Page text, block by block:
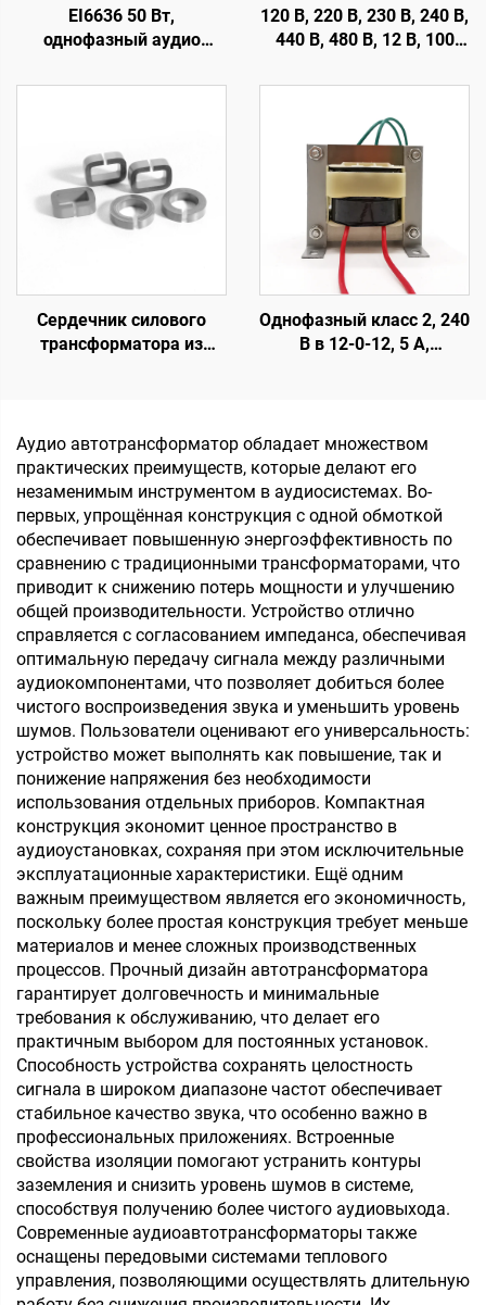
EI6636 50 Вт,
однофазный аудио
трансформатор
120 В, 220 В, 230 В, 240 В,
440 В, 480 В, 12 В, 100
герметичный
печатной платой
Сердечник силового
трансформатора из
тороидальный,
ферритовый с зазором в
магнитопроводе, с
низкими потерями, вход
110 В, выход 380 В
Однофазный класс 2, 240
В в 12-0-12, 5 А,
Аудио автотрансформатор обладает множеством
практических преимуществ, которые делают его
незаменимым инструментом в аудиосистемах. Во-
первых, упрощённая конструкция с одной обмоткой
обеспечивает повышенную энергоэффективность по
сравнению с традиционными трансформаторами, что
приводит к снижению потерь мощности и улучшению
общей производительности. Устройство отлично
справляется с согласованием импеданса, обеспечивая
оптимальную передачу сигнала между различными
аудиокомпонентами, что позволяет добиться более
чистого воспроизведения звука и уменьшить уровень
шумов. Пользователи оценивают его универсальность:
устройство может выполнять как повышение, так и
понижение напряжения без необходимости
использования отдельных приборов. Компактная
конструкция экономит ценное пространство в
аудиоустановках, сохраняя при этом исключительные
эксплуатационные характеристики. Ещё одним
важным преимуществом является его экономичность,
поскольку более простая конструкция требует меньше
материалов и менее сложных производственных
процессов. Прочный дизайн автотрансформатора
гарантирует долговечность и минимальные
требования к обслуживанию, что делает его
практичным выбором для постоянных установок.
Способность устройства сохранять целостность
сигнала в широком диапазоне частот обеспечивает
стабильное качество звука, что особенно важно в
профессиональных приложениях. Встроенные
свойства изоляции помогают устранить контуры
заземления и снизить уровень шумов в системе,
способствуя получению более чистого аудиовыхода.
Современные аудиоавтотрансформаторы также
оснащены передовыми системами теплового
управления, позволяющими осуществлять длительную